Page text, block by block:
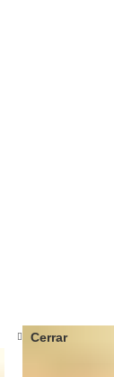
Cerrar